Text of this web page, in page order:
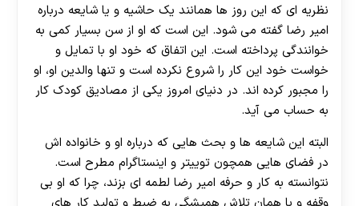
نظریه ای که این روز ها همانند یک حاشیه و یا شایعه درباره
امیر رضا گفته می شود. این است که او از سن بسیار کمی به
خوانندگی پرداخته است. این اتفاق که خود او با تمایل و
خواست خود این کار را شروع نکرده است و تنها والدین او، او
را مجبور کرده اند. در دنیای امروز یکی از مصادیق کودک کار
به حساب می آید.
البته این شایعه ها و بحث هایی که درباره او و خانواده اش
در فضای هایی همچون توییتر و اینستاگرام مطرح است.
نتوانسته به کار و حرفه امیر رضا لطمه ای بزند، چرا که او بی